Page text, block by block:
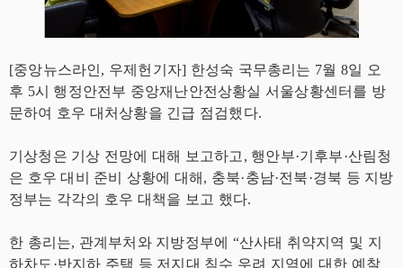
[중앙뉴스라인, 우제헌기자] 한성숙 국무총리는 7월 8일 오
후 5시 행정안전부 중앙재난안전상황실 서울상황센터를 방
문하여 호우 대처상황을 긴급 점검했다.
기상청은 기상 전망에 대해 보고하고, 행안부·기후부·산림청
은 호우 대비 준비 상황에 대해, 충북·충남·전북·경북 등 지방
정부는 각각의 호우 대책을 보고 했다.
한 총리는, 관계부처와 지방정부에 “산사태 취약지역 및 지
하차도·반지하 주택 등 저지대 침수 우려 지역에 대한 예찰